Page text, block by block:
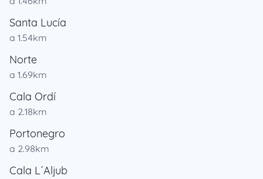
Santa Lucía
a 1.54km
Norte
a 1.69km
Cala Ordí
a 2.18km
Portonegro
a 2.98km
Cala L´Aljub